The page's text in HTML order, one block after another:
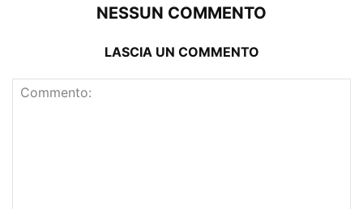
NESSUN COMMENTO
LASCIA UN COMMENTO